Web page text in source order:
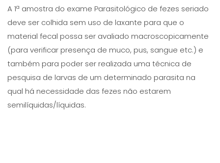
A 1ª amostra do exame Parasitológico de fezes seriado
deve ser colhida sem uso de laxante para que o
material fecal possa ser avaliado macroscopicamente
(para verificar presença de muco, pus, sangue etc.) e
também para poder ser realizada uma técnica de
pesquisa de larvas de um determinado parasita na
qual há necessidade das fezes não estarem
semilíquidas/líquidas.